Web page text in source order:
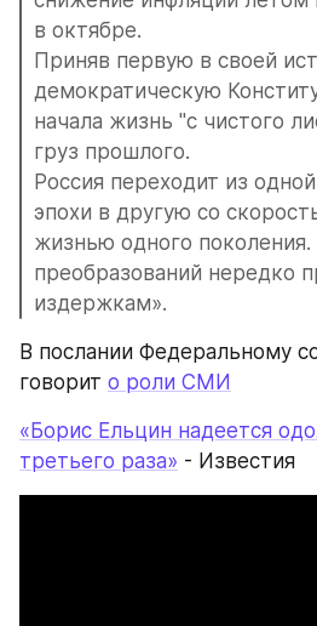
в октябре.
Приняв первую в своей
демократическую
начала жизнь "с чистого
груз прошлого.
Россия переходит из
эпохи в другую со
жизнью одного
преобразований нередко
издержкам».
В послании Федеральному
говорит о роли СМИ
«Борис Ельцин надеется
третьего раза» - Известия